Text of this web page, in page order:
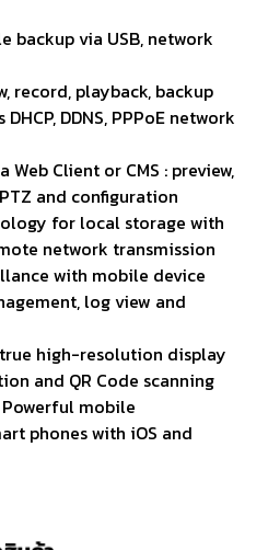
backup via USB, network
record, playback, backup
DDNS, PPPoE network
Client or CMS : preview,
and configuration
for local storage with
network transmission
with mobile device
log view and
high-resolution display
and QR Code scanning
mobile
phones with iOS and